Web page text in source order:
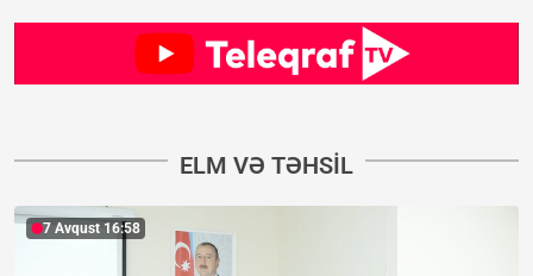
ELM VƏ TƏHSIL
7 Avqust 16:58